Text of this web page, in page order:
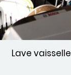
Lave vaisselle